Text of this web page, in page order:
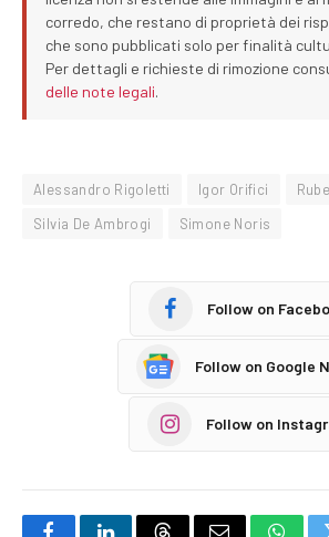
corredo, che restano di proprietà dei
che sono pubblicati solo per finalità
Per dettagli e richieste di rimozione
delle note legali.
Alessandro Rigoletti Igor Orifici
Silvia De Ambrogi
Simone Noris
Follow on
Follow on Google
Follow on